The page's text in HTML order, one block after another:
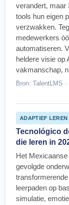
verandert, maar
tools hun eigen
verzwakken.
medewerkers
automatiseren.
heldere visie op
vakmanschap,
Bron: TalentLMS ·
ADAPTIEF LEREN
Tecnológico
die leren in
Het
gevolgde
leerpaden op
simulatie,